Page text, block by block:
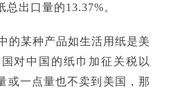
出口量的13.37%。
的某种产品如生活用纸是美
对中国的纸巾加征关税以
或一点量也不卖到美国，那